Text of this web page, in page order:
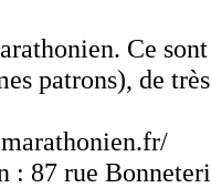
Ce
patrons), de
: 87 rue